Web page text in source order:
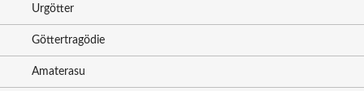
Urgötter
Göttertragödie
Amaterasu